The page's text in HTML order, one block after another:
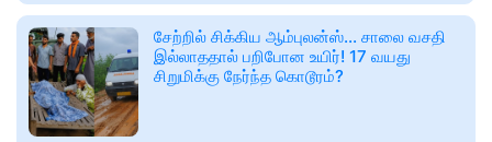
சேற்றில் சிக்கிய ஆம்புலன்ஸ்... சாலை வசதி
இல்லாததால் பறிபோன உயிர்! 17 வயது
சிறுமிக்கு நேர்ந்த கொடூரம்?